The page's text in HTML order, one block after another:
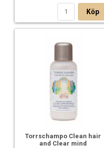
Köp
Torrschampo Clean hair
and Clear mind